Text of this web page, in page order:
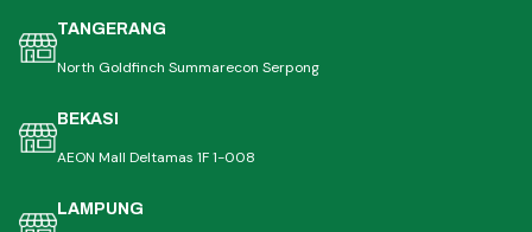
TANGERANG
North Goldfinch Summarecon Serpong
BEKASI
AEON Mall Deltamas 1F 1-008
LAMPUNG